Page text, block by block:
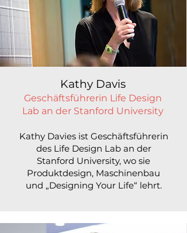
Kathy Davis
Geschäftsführerin Life Design
Lab an der Stanford University
Kathy Davies ist Geschäftsführerin
des Life Design Lab an der
Stanford University, wo sie
Produktdesign, Maschinenbau
und „Designing Your Life“ lehrt.